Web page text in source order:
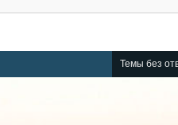
Темы без